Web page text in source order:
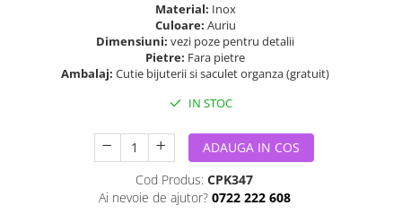
Material: Inox
Culoare: Auriu
Dimensiuni: vezi poze pentru detalii
Pietre: Fara pietre
Ambalaj: Cutie bijuterii si saculet organza (gratuit)
IN STOC
ADAUGA IN COS
Cod Produs: CPK347
Ai nevoie de ajutor? 0722 222 608